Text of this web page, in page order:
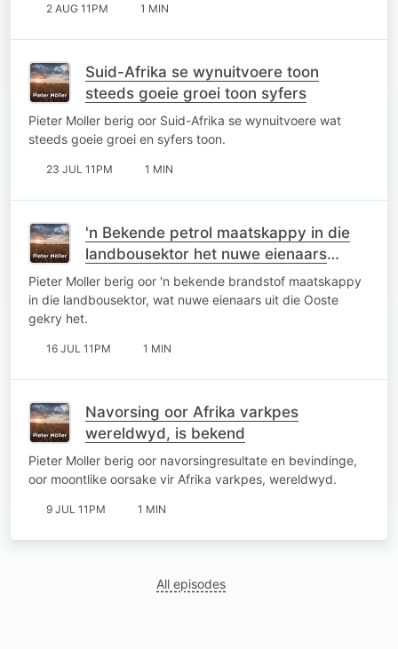
2 AUG 11PM 1 MIN
Suid-Afrika se wynuitvoere toon
steeds goeie groei toon syfers
Pieter Moller berig oor Suid-Afrika se wynuitvoere wat
steeds goeie groei en syfers toon.
23 JUL 11PM 1 MIN
'n Bekende petrol maatskappy in die
landbousektor het nuwe eienaars
gekry
Pieter Moller berig oor 'n bekende brandstof maatskappy
in die landbousektor, wat nuwe eienaars uit die Ooste
gekry het.
16 JUL 11PM 1 MIN
Navorsing oor Afrika varkpes
wereldwyd, is bekend
Pieter Moller berig oor navorsingresultate en bevindinge,
oor moontlike oorsake vir Afrika varkpes, wereldwyd.
9 JUL 11PM 1 MIN
All episodes